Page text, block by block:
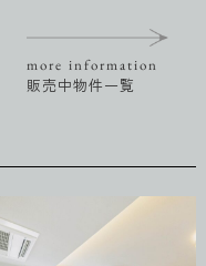
more information
販売中物件一覧